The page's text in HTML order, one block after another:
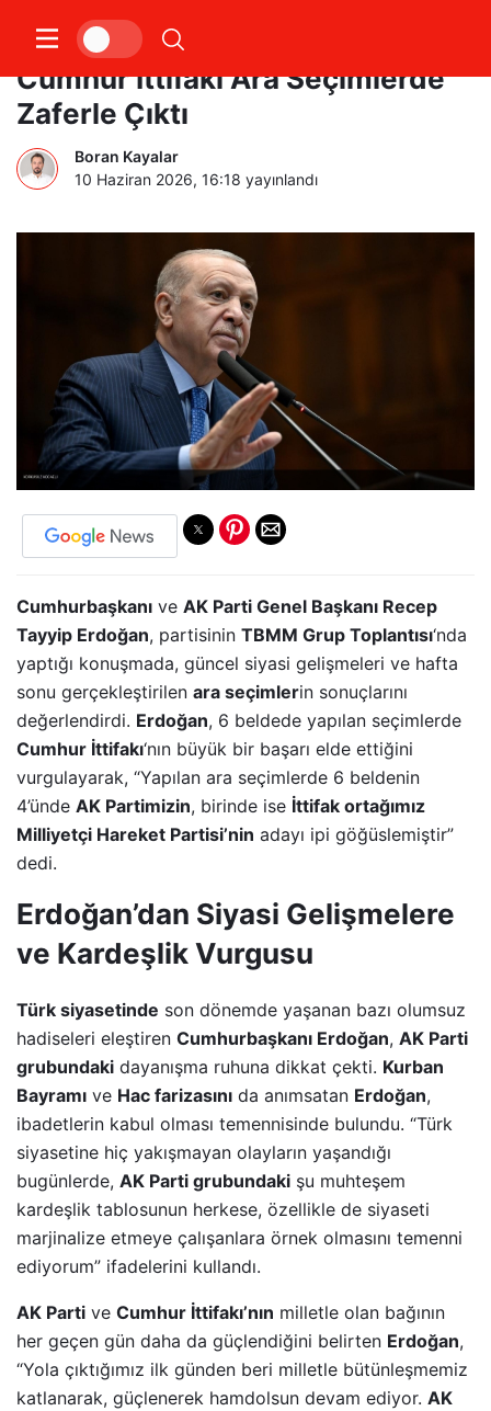
Cumhurbaşkanı Erdoğan:
Cumhur İttifakı Ara Seçimlerde
Zaferle Çıktı
Boran Kayalar
10 Haziran 2026, 16:18 yayınlandı
Cumhurbaşkanı ve AK Parti Genel Başkanı Recep
Tayyip Erdoğan, partisinin TBMM Grup Toplantısı‘nda
yaptığı konuşmada, güncel siyasi gelişmeleri ve hafta
sonu gerçekleştirilen ara seçimlerin sonuçlarını
değerlendirdi. Erdoğan, 6 beldede yapılan seçimlerde
Cumhur İttifakı‘nın büyük bir başarı elde ettiğini
vurgulayarak, “Yapılan ara seçimlerde 6 beldenin
4’ünde AK Partimizin, birinde ise İttifak ortağımız
Milliyetçi Hareket Partisi’nin adayı ipi göğüslemiştir”
dedi.
Erdoğan’dan Siyasi Gelişmelere
ve Kardeşlik Vurgusu
Türk siyasetinde son dönemde yaşanan bazı olumsuz
hadiseleri eleştiren Cumhurbaşkanı Erdoğan, AK Parti
grubundaki dayanışma ruhuna dikkat çekti. Kurban
Bayramı ve Hac farizasını da anımsatan Erdoğan,
ibadetlerin kabul olması temennisinde bulundu. “Türk
siyasetine hiç yakışmayan olayların yaşandığı
bugünlerde, AK Parti grubundaki şu muhteşem
kardeşlik tablosunun herkese, özellikle de siyaseti
marjinalize etmeye çalışanlara örnek olmasını temenni
ediyorum” ifadelerini kullandı.
AK Parti ve Cumhur İttifakı’nın milletle olan bağının
her geçen gün daha da güçlendiğini belirten Erdoğan,
“Yola çıktığımız ilk günden beri milletle bütünleşmemiz
katlanarak, güçlenerek hamdolsun devam ediyor. AK